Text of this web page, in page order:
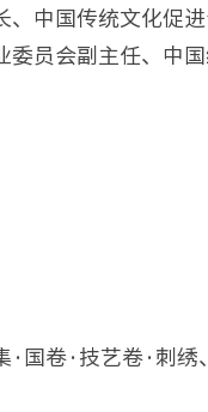
中国传统文化促
员会副主任、中
·国卷·技艺卷·刺